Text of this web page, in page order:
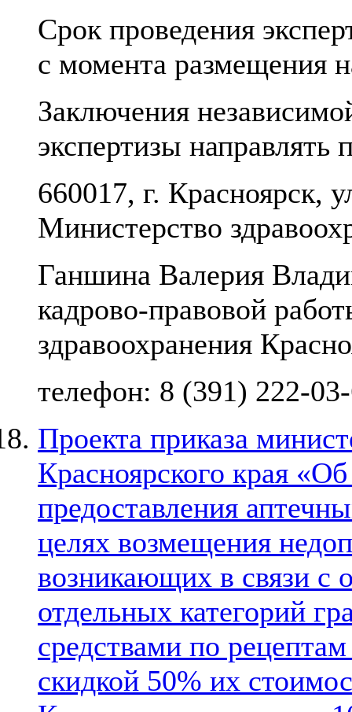
Срок проведения
с момента размещения
Заключения
экспертизы направлять
660017, г. Красноярск,
Министерство
Ганшина Валерия
кадрово-правовой
здравоохранения
телефон: 8 (391) 222-
Проекта приказа
Красноярского края
предоставления
целях возмещения
возникающих в связи с
отдельных категорий
средствами по
скидкой 50% их